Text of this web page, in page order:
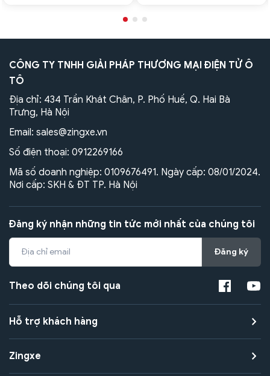
CÔNG TY TNHH GIẢI PHÁP THƯƠNG MẠI ĐIỆN TỬ Ô
TÔ
Địa chỉ: 434 Trần Khát Chân, P. Phố Huế, Q. Hai Bà
Trưng, Hà Nội
Email: sales@zingxe.vn
Số điện thoại: 0912269166
Mã số doanh nghiệp: 0109676491. Ngày cấp: 08/01/2024.
Nơi cấp: SKH & ĐT TP. Hà Nội
Đăng ký nhận những tin tức mới nhất của chúng tôi
Đăng ký
Theo dõi chúng tôi qua
Hỗ trợ khách hàng
Zingxe